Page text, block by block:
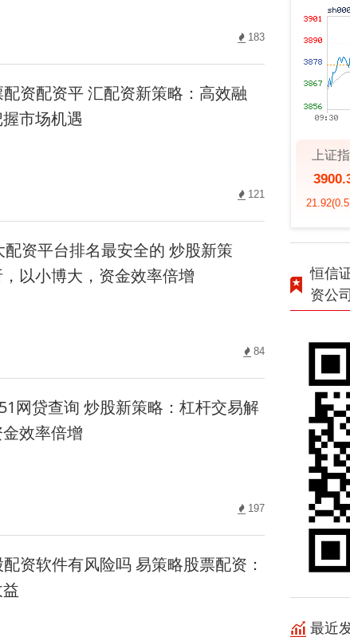
183
配资配资平 汇配资新策略：高效融
市场机遇
121
配资平台排名最安全的 炒股新策
以小博大，资金效率倍增
84
51网贷查询 炒股新策略：杠杆交易解
效率倍增
197
资软件有风险吗 易策略股票配资：
上证
21.92
恒信
资公
最近